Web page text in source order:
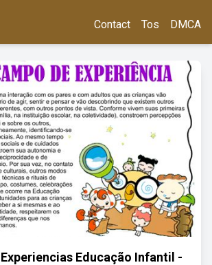
Contact Tos DMCA
Experiencias Educação Infantil -